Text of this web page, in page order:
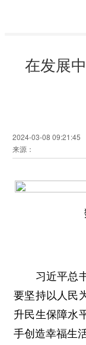
在发展
2024-03-08 09:21:45
来源：
数
习近平总书
要坚持以人民
升民生保障水
手创造幸福生活